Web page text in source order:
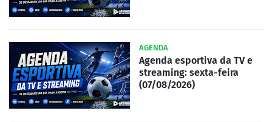
AGENDA
Agenda esportiva da TV e
streaming: sexta-feira
(07/08/2026)